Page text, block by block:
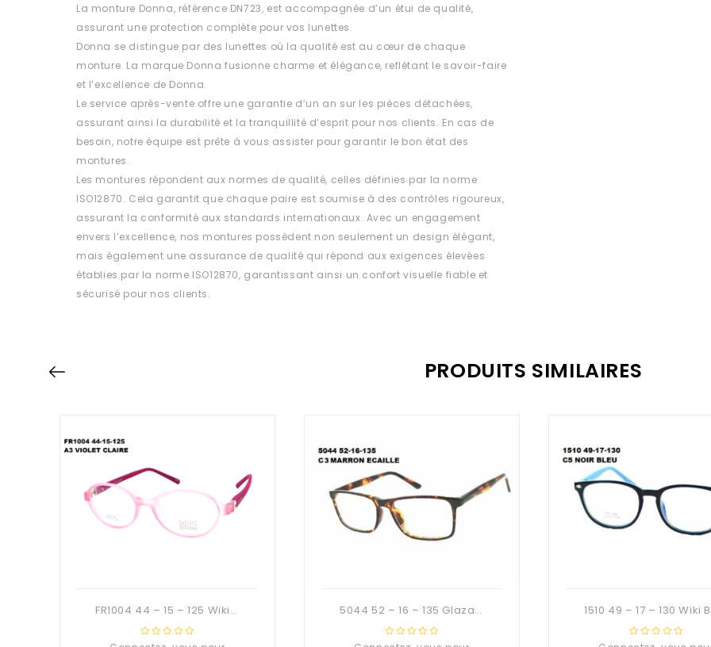
La monture Donna, référence DN723, est accompagnée d’un étui de qualité,
assurant une protection complète pour vos lunettes.
Donna se distingue par des lunettes où la qualité est au cœur de chaque
monture. La marque Donna fusionne charme et élégance, reflétant le savoir-faire
et l’excellence de Donna.
Le service après-vente offre une garantie d’un an sur les pièces détachées,
assurant ainsi la durabilité et la tranquillité d’esprit pour nos clients. En cas de
besoin, notre équipe est prête à vous assister pour garantir le bon état des
montures.
Les montures répondent aux normes de qualité, celles définies par la norme
ISO12870. Cela garantit que chaque paire est soumise à des contrôles rigoureux,
assurant la conformité aux standards internationaux. Avec un engagement
envers l’excellence, nos montures possèdent non seulement un design élégant,
mais également une assurance de qualité qui répond aux exigences élevées
établies par la norme ISO12870, garantissant ainsi un confort visuelle fiable et
sécurisé pour nos clients.
PRODUITS SIMILAIRES
FR1004 44 – 15 – 125 Wiki Boom 180° 5044 52 – 16 – 135 Glaza-Deuzioo TR90